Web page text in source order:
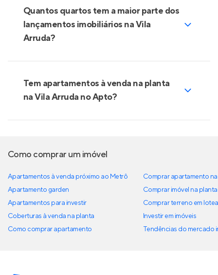
Quantos quartos tem a maior parte dos
lançamentos imobiliários na Vila
Arruda?
Tem apartamentos à venda na planta
na Vila Arruda no Apto?
Como comprar um imóvel
Apartamentos à venda próximo ao Metrô
Apartamento garden
Apartamentos para investir
Coberturas à venda na planta
Como comprar apartamento
Comprar apartamento
Comprar imóvel na planta
Comprar terreno em
Investir em imóveis
Tendências do mercado